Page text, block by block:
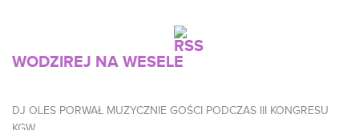
WODZIREJ NA WESELE
DJ OLES PORWAŁ MUZYCZNIE GOŚCI PODCZAS III KONGRESU